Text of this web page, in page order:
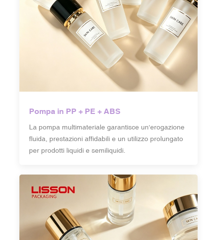
Pompa in PP + PE + ABS
La pompa multimateriale garantisce un'erogazione
fluida, prestazioni affidabili e un utilizzo prolungato
per prodotti liquidi e semiliquidi.